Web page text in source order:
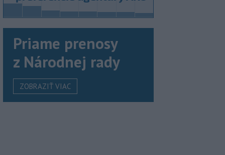
Priame prenosy
z Národnej rady
ZOBRAZIŤ VIAC